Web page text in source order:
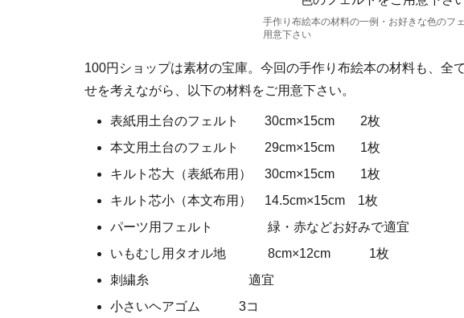
手作り布絵本の材料の一例・お好きな色のフ
用意下さい
100円ショップは素材の宝庫。今回の手作り布絵本の材料も、全
せを考えながら、以下の材料をご用意下さい。
表紙用土台のフェルト 30cm×15cm 2枚
本文用土台のフェルト 29cm×15cm 1枚
キルト芯大（表紙布用） 30cm×15cm 1枚
キルト芯小（本文布用） 14.5cm×15cm 1枚
パーツ用フェルト 緑・赤などお好みで適宜
いもむし用タオル地 8cm×12cm 1枚
刺繍糸 適宜
小さいヘアゴム 3コ